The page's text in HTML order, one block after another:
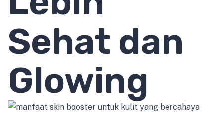
Sehat dan
Glowing